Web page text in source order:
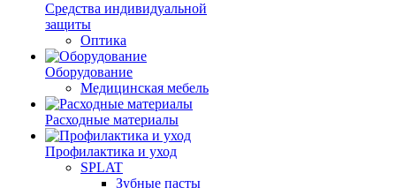
Средства индивидуальной
защиты
Оптика
Оборудование
Медицинская мебель
Расходные материалы
Профилактика и уход
SPLAT
Зубные пасты